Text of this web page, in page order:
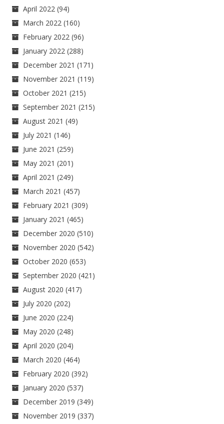
April 2022 (94)
March 2022 (160)
February 2022 (96)
January 2022 (288)
December 2021 (171)
November 2021 (119)
October 2021 (215)
September 2021 (215)
August 2021 (49)
July 2021 (146)
June 2021 (259)
May 2021 (201)
April 2021 (249)
March 2021 (457)
February 2021 (309)
January 2021 (465)
December 2020 (510)
November 2020 (542)
October 2020 (653)
September 2020 (421)
August 2020 (417)
July 2020 (202)
June 2020 (224)
May 2020 (248)
April 2020 (204)
March 2020 (464)
February 2020 (392)
January 2020 (537)
December 2019 (349)
November 2019 (337)